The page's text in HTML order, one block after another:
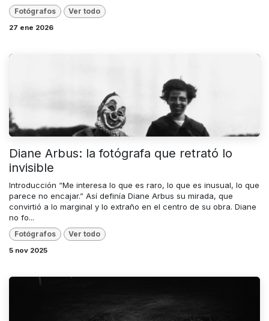
Fotógrafos Ver todo
27 ene 2026
Diane Arbus: la fotógrafa que retrató lo
invisible
Introducción “Me interesa lo que es raro, lo que es inusual, lo que
parece no encajar.” Así definía Diane Arbus su mirada, que
convirtió a lo marginal y lo extraño en el centro de su obra. Diane
no fo...
Fotógrafos Ver todo
5 nov 2025